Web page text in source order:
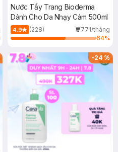
Nước Tẩy Trang Bioderma
Dành Cho Da Nhạy Cảm 500ml
4.9 (228)
771/tháng
64%
-24%